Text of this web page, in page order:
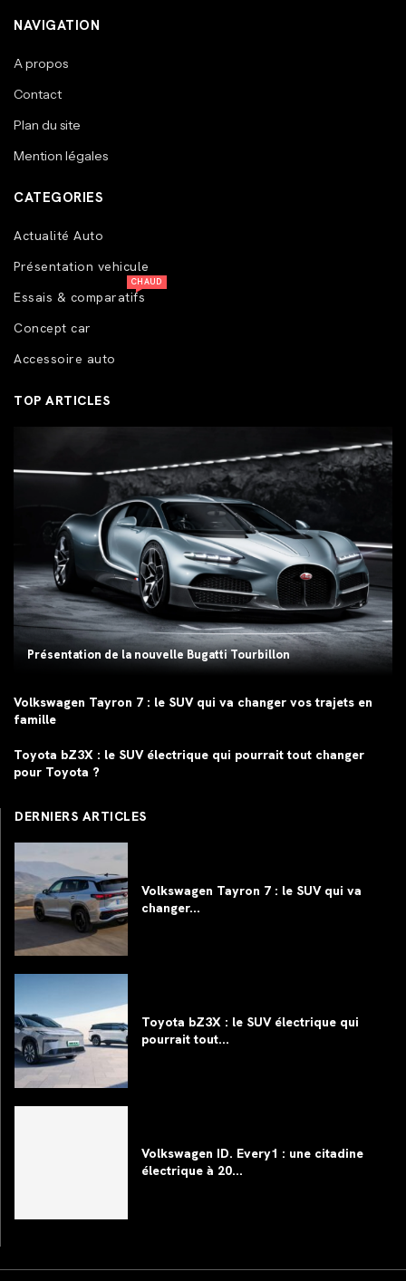
NAVIGATION
A propos
Contact
Plan du site
Mention légales
CATEGORIES
Actualité Auto
Présentation vehicule
Essais & comparatifs
CHAUD
Concept car
Accessoire auto
TOP ARTICLES
Présentation de la nouvelle Bugatti Tourbillon
Volkswagen Tayron 7 : le SUV qui va changer vos trajets en
famille
Toyota bZ3X : le SUV électrique qui pourrait tout changer
pour Toyota ?
DERNIERS ARTICLES
Volkswagen Tayron 7 : le SUV qui va
changer...
Toyota bZ3X : le SUV électrique qui
pourrait tout...
Volkswagen ID. Every1 : une citadine
électrique à 20...